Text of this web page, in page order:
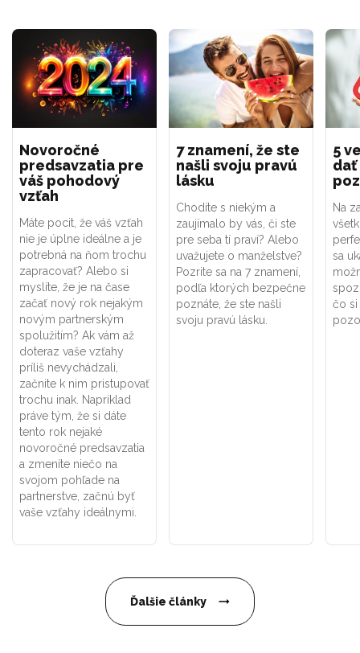
Novoročné
predsavzatia pre
váš pohodový
vzťah
Máte pocit, že váš vzťah
nie je úplne ideálne a je
potrebná na ňom trochu
zapracovať? Alebo si
myslíte, že je na čase
začať nový rok nejakým
novým partnerským
spolužitím? Ak vám až
doteraz vaše vzťahy
príliš nevychádzali,
začnite k nim pristupovať
trochu inak. Napríklad
práve tým, že si dáte
tento rok nejaké
novoročné predsavzatia
a zmeníte niečo na
svojom pohľade na
partnerstve, začnú byť
vaše vzťahy ideálnymi.
7 znamení, že ste
našli svoju pravú
lásku
Chodíte s niekým a
zaujímalo by vás, či ste
pre seba tí praví? Alebo
uvažujete o manželstve?
Pozrite sa na 7 znamení,
podľa ktorých bezpečne
poznáte, že ste našli
svoju pravú lásku.
5
dať
Na
sa
čo si
Ďalšie články